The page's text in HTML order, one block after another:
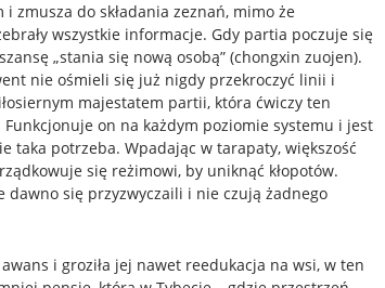
zmusza do składania zeznań, mimo że
wszystkie informacje. Gdy partia poczuje się
„stania się nową osobą” (chongxin zuojen).
nie ośmieli się już nigdy przekroczyć linii i
majestatem partii, która ćwiczy ten
on na każdym poziomie systemu i jest
taka potrzeba. Wpadając w tarapaty, większość
się reżimowi, by uniknąć kłopotów.
dawno się przyzwyczaili i nie czują żadnego
i groziła jej nawet reedukacja na wsi, w ten